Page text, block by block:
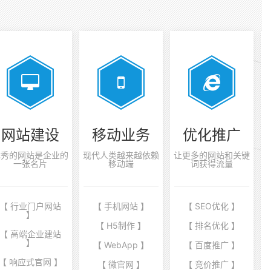
网站建设
的网站是企业的
一张名片
【 行业门户网站
】
【 高端企业建站
】
【 响应式官网 】
移动业务
现代人类越来越依赖
移动端
【 手机网站 】
【 H5制作 】
【 WebApp 】
【 微官网 】
优化推广
让更多的网站和关键
词获得流量
【 SEO优化 】
【 排名优化 】
【 百度推广 】
【 竞价推广 】